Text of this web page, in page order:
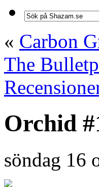
« Carbon
The
Orchid
söndag 16